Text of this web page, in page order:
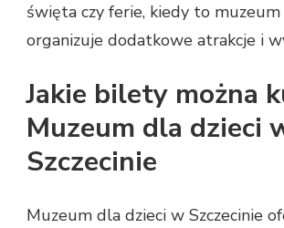
święta czy ferie, kiedy to muzeum
organizuje dodatkowe atrakcje i
Jakie bilety można
Muzeum dla dzieci
Szczecinie
Muzeum dla dzieci w Szczecinie